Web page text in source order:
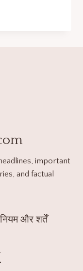
important
and factual
नियम और शर्तें